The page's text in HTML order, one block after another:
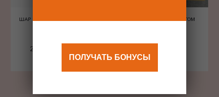
ШАР ШЕЛКОГРАФИЯ СЕРДЦА
240 Р
ОТКРЫТКА С КОНВЕРТОМ
ПОЛУЧАТЬ БОНУСЫ